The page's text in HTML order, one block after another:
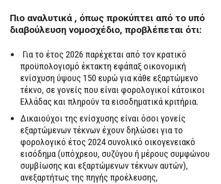
Πιο αναλυτικά , όπως προκύπτει από το υπό
διαβούλευση νομοσχέδιο, προβλέπεται ότι:
Για το έτος 2026 παρέχεται από τον κρατικό
προϋπολογισμό έκτακτη εφάπαξ οικονομική
ενίσχυση ύψους 150 ευρώ για κάθε εξαρτώμενο
τέκνο, σε γονείς που είναι φορολογικοί κάτοικοι
Ελλάδας και πληρούν τα εισοδηματικά κριτήρια.
Δικαιούχοι της ενίσχυσης είναι όσοι γονείς
εξαρτώμενων τέκνων έχουν δηλώσει για το
φορολογικό έτος 2024 συνολικό οικογενειακό
εισόδημα (υπόχρεου, συζύγου ή μέρους συμφώνου
συμβίωσης και εξαρτώμενων τέκνων αυτών),
ανεξαρτήτως της πηγής προέλευσης,